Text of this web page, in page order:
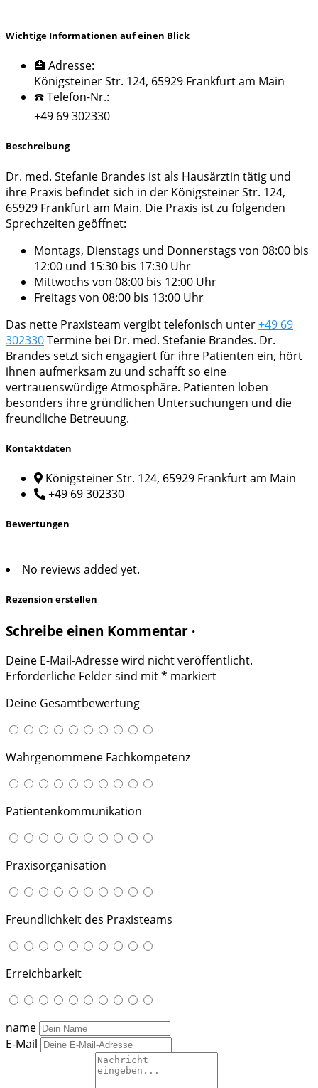
Wichtige Informationen auf einen Blick
🏥 Adresse:
Königsteiner Str. 124, 65929 Frankfurt am Main
☎️ Telefon-Nr.:
+49 69 302330
Beschreibung
Dr. med. Stefanie Brandes ist als Hausärztin tätig und
ihre Praxis befindet sich in der Königsteiner Str. 124,
65929 Frankfurt am Main. Die Praxis ist zu folgenden
Sprechzeiten geöffnet:
Montags, Dienstags und Donnerstags von 08:00 bis
12:00 und 15:30 bis 17:30 Uhr
Mittwochs von 08:00 bis 12:00 Uhr
Freitags von 08:00 bis 13:00 Uhr
Das nette Praxisteam vergibt telefonisch unter+49 69
302330Termine bei Dr. med. Stefanie Brandes. Dr.
Brandes setzt sich engagiert für ihre Patienten ein, hört
ihnen aufmerksam zu und schafft so eine
vertrauenswürdige Atmosphäre. Patienten loben
besonders ihre gründlichen Untersuchungen und die
freundliche Betreuung.
Kontaktdaten
Königsteiner Str. 124, 65929 Frankfurt am Main
+49 69 302330
Bewertungen
No reviews added yet.
Rezension erstellen
Schreibe einen Kommentar ·
Deine E-Mail-Adresse wird nicht veröffentlicht.
Erforderliche Felder sind mit* markiert
Deine Gesamtbewertung
Wahrgenommene Fachkompetenz
Patientenkommunikation
Praxisorganisation
Freundlichkeit des Praxisteams
Erreichbarkeit
name
E-Mail